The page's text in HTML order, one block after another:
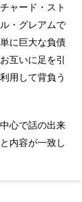
ャード・スト
・グレアムで
に巨大な負債
互いに足を引
用して背負う
心で話の出来
内容が一致し